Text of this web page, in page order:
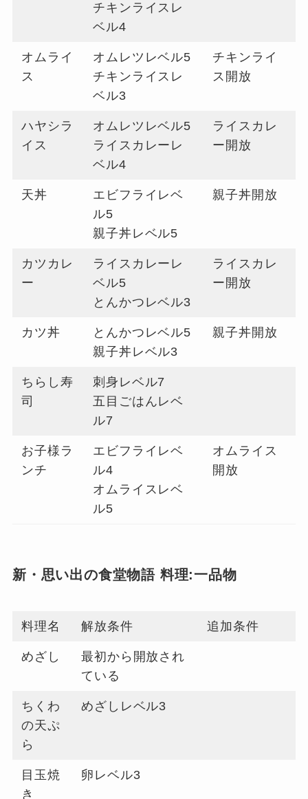
チキンライスレ
ベル4
オムライ
ス
オムレツレベル5
チキンライスレ
ベル3
チキンライ
ス開放
ハヤシラ
イス
オムレツレベル5
ライスカレーレ
ベル4
ライスカレ
ー開放
天丼
エビフライレベ
ル5
親子丼レベル5
親子丼開放
カツカレ
ー
ライスカレーレ
ベル5
とんかつレベル3
ライスカレ
ー開放
カツ丼
とんかつレベル5
親子丼レベル3
親子丼開放
ちらし寿
司
刺身レベル7
五目ごはんレベ
ル7
お子様ラ
ンチ
エビフライレベ
ル4
オムライスレベ
ル5
オムライス
開放
新・思い出の食堂物語 料理:一品物
料理名 解放条件 追加条件
めざし
最初から開放され
ている
ちくわ
の天ぷ
ら
めざしレベル3
目玉焼
き
卵レベル3